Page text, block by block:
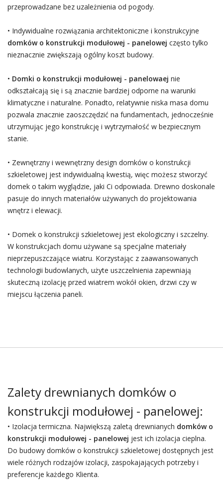
przeprowadzane bez uzależnienia od pogody.
• Indywidualne rozwiązania architektoniczne i konstrukcyjne
domków o konstrukcji modułowej - panelowej często tylko
nieznacznie zwiększają ogólny koszt budowy.
• Domki o konstrukcji modułowej - panelowaej nie
odkształcają się i są znacznie bardziej odporne na warunki
klimatyczne i naturalne. Ponadto, relatywnie niska masa domu
pozwala znacznie zaoszczędzić na fundamentach, jednocześnie
utrzymując jego konstrukcję i wytrzymałość w bezpiecznym
stanie.
• Zewnętrzny i wewnętrzny design domków o konstrukcji
szkieletowej jest indywidualną kwestią, więc możesz stworzyć
domek o takim wyglądzie, jaki Ci odpowiada. Drewno doskonale
pasuje do innych materiałów używanych do projektowania
wnętrz i elewacji.
• Domek o konstrukcji szkieletowej jest ekologiczny i szczelny.
W konstrukcjach domu używane są specjalne materiały
nieprzepuszczające wiatru. Korzystając z zaawansowanych
technologii budowlanych, użyte uszczelnienia zapewniają
skuteczną izolację przed wiatrem wokół okien, drzwi czy w
miejscu łączenia paneli.
Zalety drewnianych domków o
konstrukcji modułowej - panelowej:
• Izolacja termiczna. Największą zaletą drewnianych domków o
konstrukcji modułowej - panelowej jest ich izolacja cieplna.
Do budowy domków o konstrukcji szkieletowej dostępnych jest
wiele różnych rodzajów izolacji, zaspokajających potrzeby i
preferencje każdego Klienta.